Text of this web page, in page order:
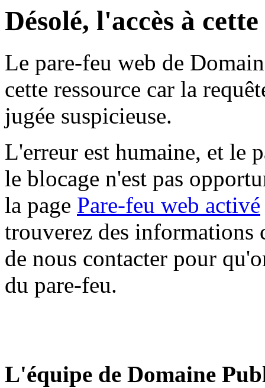
Désolé, l'accès à
Le pare-feu web de
cette ressource car la
jugée suspicieuse.
L'erreur est humaine, et le
le blocage n'est pas
la page Pare-feu web activé
trouverez des informations
de nous contacter pour
du pare-feu.
L'équipe de Domaine